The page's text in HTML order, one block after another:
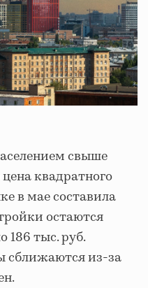
свыше
квадратного
в мае составила
остаются
186 тыс. руб.
сближаются из-за